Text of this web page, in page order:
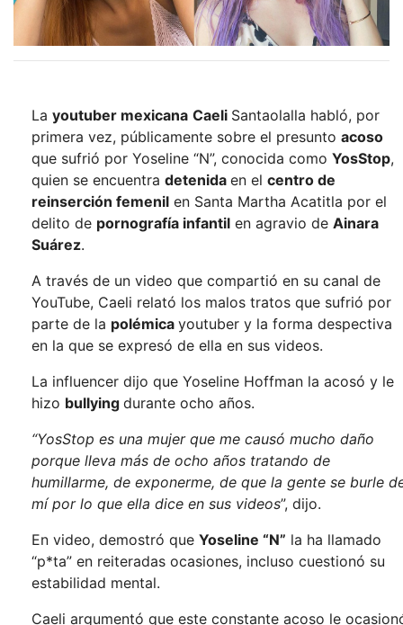
La youtuber mexicana Caeli Santaolalla habló, por
primera vez, públicamente sobre el presunto acoso
que sufrió por Yoseline “N”, conocida como YosStop,
quien se encuentra detenida en el centro de
reinserción femenil en Santa Martha Acatitla por el
delito de pornografía infantil en agravio de Ainara
Suárez.
A través de un video que compartió en su canal de
YouTube, Caeli relató los malos tratos que sufrió por
parte de la polémica youtuber y la forma despectiva
en la que se expresó de ella en sus videos.
La influencer dijo que Yoseline Hoffman la acosó y le
hizo bullying durante ocho años.
“YosStop es una mujer que me causó mucho daño
porque lleva más de ocho años tratando de
humillarme, de exponerme, de que la gente se burle
mí por lo que ella dice en sus videos”, dijo.
En video, demostró que Yoseline “N” la ha llamado
“p*ta” en reiteradas ocasiones, incluso cuestionó su
estabilidad mental.
Caeli argumentó que este constante acoso le